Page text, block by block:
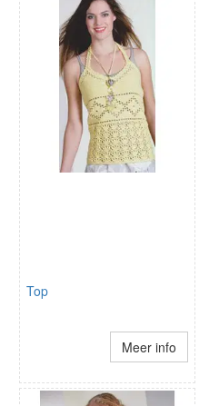
Top
Meer info